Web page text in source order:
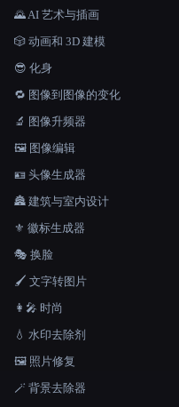
🌄 AI 艺术与插画
🎲 动画和 3D 建模
😎 化身
🔁 图像到图像的变化
🔬 图像升频器
🖼️ 图像编辑
🪪 头像生成器
🏯 建筑与室内设计
⚜️ 徽标生成器
🎭 换脸
🖌️ 文字转图片
👩‍🎤 时尚
💧 水印去除剂
🖼️ 照片修复
🪄 背景去除器